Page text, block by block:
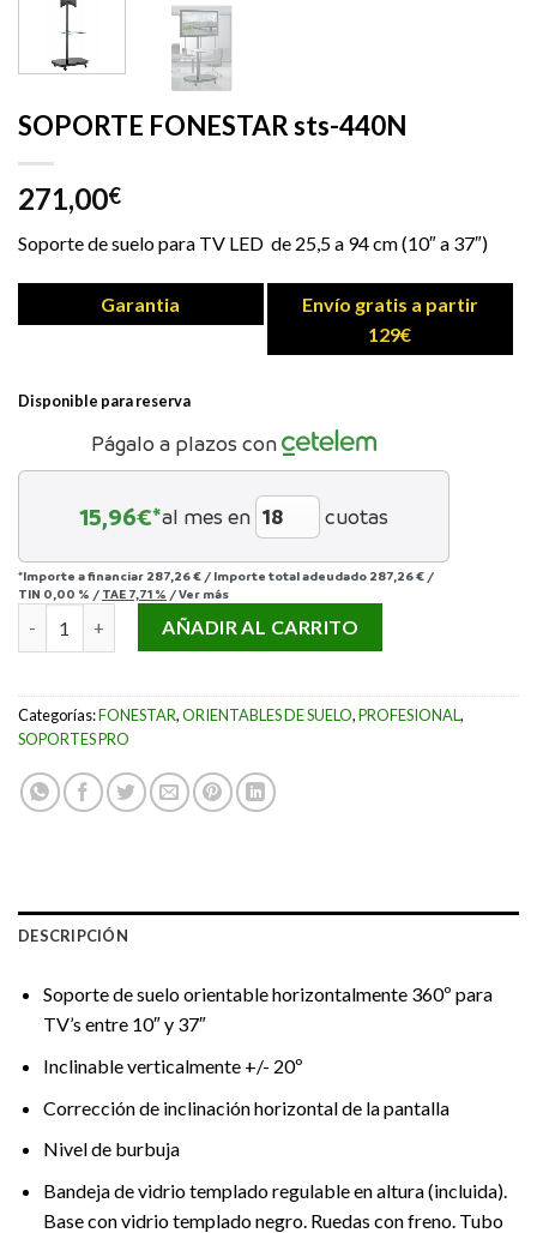
SOPORTE FONESTAR sts-440N
271,00€
Soporte de suelo para TV LED de 25,5 a 94 cm (10″ a 37″)
Garantia
Envío gratis a partir
129€
Disponible para reserva
Págalo a plazos con
15,96€*al mes en cuotas
*Importe a financiar 287,26 € / Importe total adeudado 287,26 € /
TIN 0,00 % / TAE 7,71 % /Ver más
SOPORTE FONESTAR sts-440N cantidad
AÑADIR AL CARRITO
Categorías:FONESTAR,ORIENTABLES DE SUELO,PROFESIONAL,
SOPORTES PRO
DESCRIPCIÓN
Soporte de suelo orientable horizontalmente 360º para
TV’s entre 10″ y 37″
Inclinable verticalmente +/- 20º
Corrección de inclinación horizontal de la pantalla
Nivel de burbuja
Bandeja de vidrio templado regulable en altura (incluida).
Base con vidrio templado negro. Ruedas con freno. Tubo